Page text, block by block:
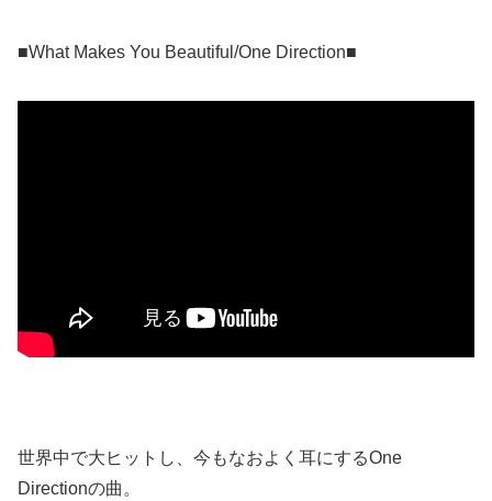
■What Makes You Beautiful/One Direction■
世界中で大ヒットし、今もなおよく耳にするOne
Directionの曲。